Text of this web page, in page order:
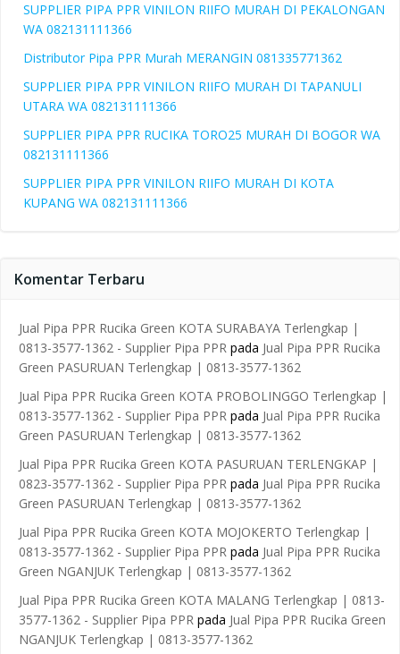
SUPPLIER PIPA PPR VINILON RIIFO MURAH DI PEKALONGAN
WA 082131111366
Distributor Pipa PPR Murah MERANGIN 081335771362
SUPPLIER PIPA PPR VINILON RIIFO MURAH DI TAPANULI
UTARA WA 082131111366
SUPPLIER PIPA PPR RUCIKA TORO25 MURAH DI BOGOR WA
082131111366
SUPPLIER PIPA PPR VINILON RIIFO MURAH DI KOTA
KUPANG WA 082131111366
Komentar Terbaru
Jual Pipa PPR Rucika Green KOTA SURABAYA Terlengkap |
0813-3577-1362 - Supplier Pipa PPR pada Jual Pipa PPR Rucika
Green PASURUAN Terlengkap | 0813-3577-1362
Jual Pipa PPR Rucika Green KOTA PROBOLINGGO Terlengkap |
0813-3577-1362 - Supplier Pipa PPR pada Jual Pipa PPR Rucika
Green PASURUAN Terlengkap | 0813-3577-1362
Jual Pipa PPR Rucika Green KOTA PASURUAN TERLENGKAP |
0823-3577-1362 - Supplier Pipa PPR pada Jual Pipa PPR Rucika
Green PASURUAN Terlengkap | 0813-3577-1362
Jual Pipa PPR Rucika Green KOTA MOJOKERTO Terlengkap |
0813-3577-1362 - Supplier Pipa PPR pada Jual Pipa PPR Rucika
Green NGANJUK Terlengkap | 0813-3577-1362
Jual Pipa PPR Rucika Green KOTA MALANG Terlengkap | 0813-
3577-1362 - Supplier Pipa PPR pada Jual Pipa PPR Rucika Green
NGANJUK Terlengkap | 0813-3577-1362